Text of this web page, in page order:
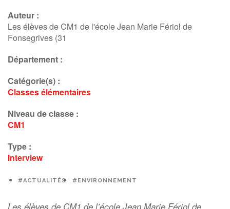
Auteur :
Les élèves de CM1 de l'école Jean Marie Fériol de
Fonsegrives (31
Département :
Catégorie(s) :
Classes élémentaires
Niveau de classe :
CM1
Type :
Interview
#ACTUALITÉS #ENVIRONNEMENT
Les élèves de CM1 de l’école Jean Marie Fériol de